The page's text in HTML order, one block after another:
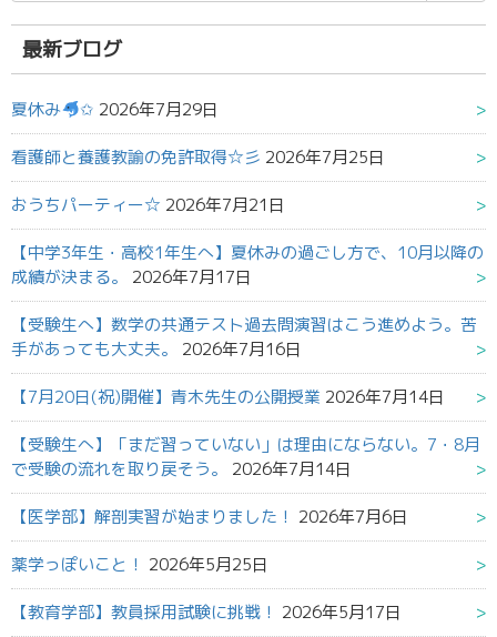
結
果:
最新ブログ
夏休み ✩ 2026年7月29日
看護師と養護教諭の免許取得☆彡 2026年7月25日
おうちパーティー☆ 2026年7月21日
【中学3年生・高校1年生へ】夏休みの過ごし方で、10月以降の
成績が決まる。
2026年7月17日
【受験生へ】数学の共通テスト過去問演習はこう進めよう。苦
手があっても大丈夫。
2026年7月16日
【7月20日(祝)開催】青木先生の公開授業 2026年7月14日
【受験生へ】「まだ習っていない」は理由にならない。7・8月
で受験の流れを取り戻そう。
2026年7月14日
【医学部】解剖実習が始まりました！ 2026年7月6日
薬学っぽいこと！ 2026年5月25日
【教育学部】教員採用試験に挑戦！ 2026年5月17日